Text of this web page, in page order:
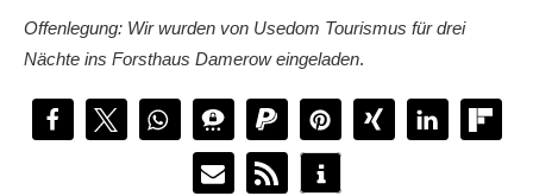
Offenlegung: Wir wurden von Usedom Tourismus für drei
Nächte ins Forsthaus Damerow eingeladen.